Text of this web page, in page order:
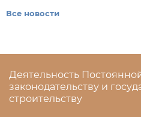
Все новости
Деятельность
законодательству и
строительству